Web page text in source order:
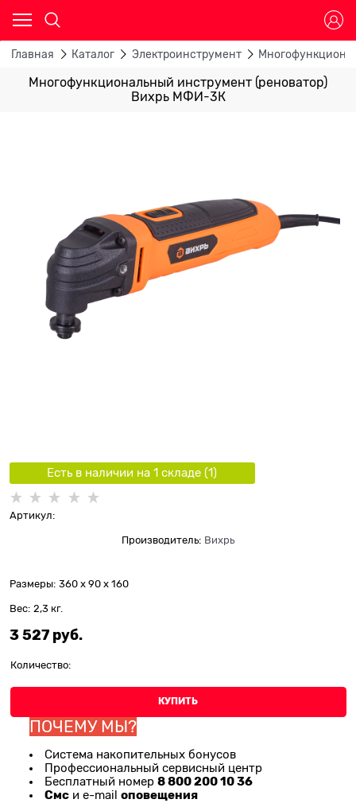
Главная Каталог Электроинструмент
Многофункциональный инструмент (реноватор)
Вихрь МФИ-3К
Есть в наличии на 1 складe (1)
Артикул:
Производитель: Вихрь
Размеры: 360 x 90 x 160
Вес: 2,3 кг.
3 527 руб.
Количество:
КУПИТЬ
ПОЧЕМУ МЫ?
Система накопительных бонусов
Профессиональный сервисный центр
Бесплатный номер 8 800 200 10 36
Смс и e-mail оповещения